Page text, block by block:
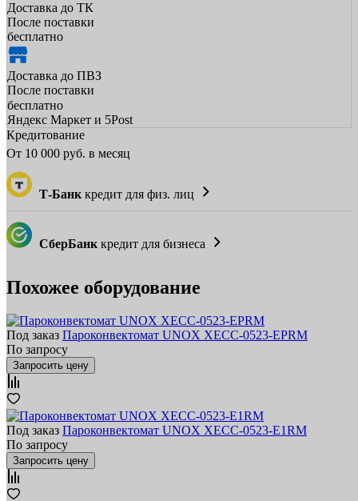
Доставка до ТК
После поставки
бесплатно
Доставка до ПВЗ
После поставки
бесплатно
Яндекс Маркет и 5Post
Кредитование
От 10 000 руб. в месяц
Т-Банк кредит для физ. лиц
СберБанк кредит для бизнеса
Похожее оборудование
Под заказ Пароконвектомат UNOX XECC-0523-EPRM
По запросу
Запросить цену
Под заказ Пароконвектомат UNOX XECC-0523-E1RM
По запросу
Запросить цену